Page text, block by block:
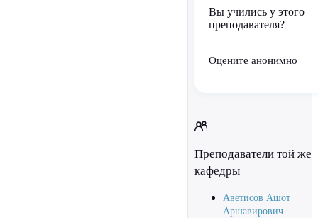
Вы учились у этого
преподавателя?
Оцените анонимно
Преподаватели той же
кафедры
Аветисов Ашот
Аршавирович